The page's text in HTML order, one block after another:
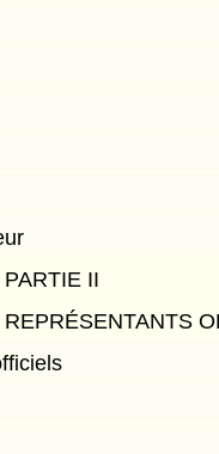
PARTIE II